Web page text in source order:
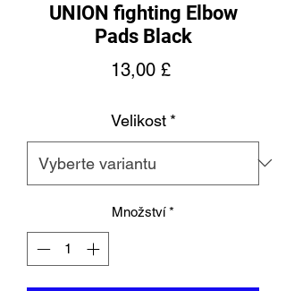
UNION fighting Elbow
Pads Black
13,00 £Cena
Velikost *
Množství *